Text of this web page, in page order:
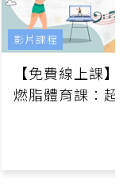
【免費線上課
燃脂體育課：超
影片課程